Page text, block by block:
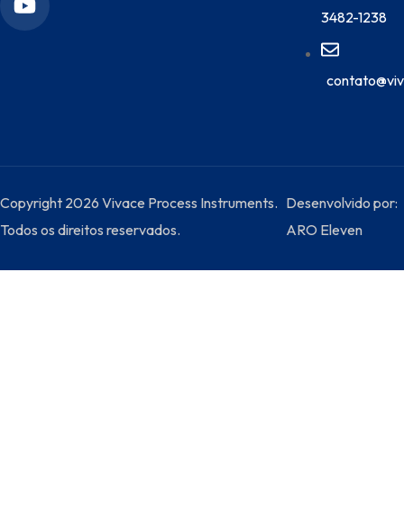
3482-1238
Copyright 2026 Vivace Process Instruments.
Todos os direitos reservados.
Desenvolvido por:
ARO Eleven